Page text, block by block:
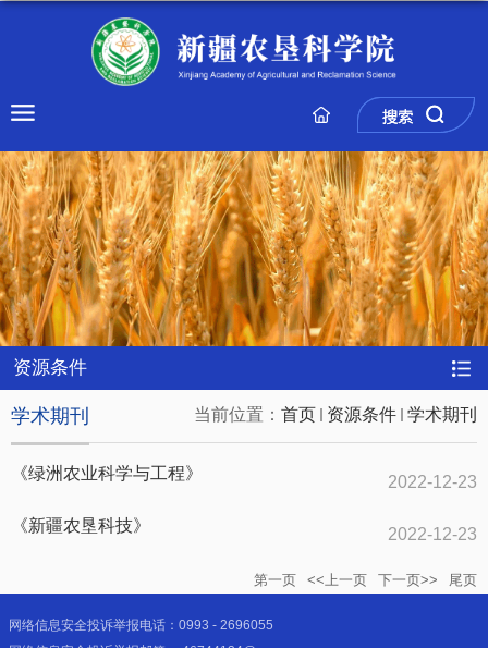
资源条件
当前位置： 首页 资源条件 学术期刊
学术期刊
《绿洲农业科学与工程》 2022-12-23
《新疆农垦科技》 2022-12-23
第一页 <<上一页 下一页>> 尾页
网络信息安全投诉举报电话：0993 - 2696055